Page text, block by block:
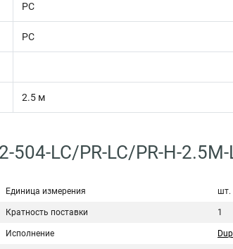
PC
PC
2.5 м
504-LC/PR-LC/PR-H-2.5M-
Единица измерения шт.
Кратность поставки 1
Исполнение